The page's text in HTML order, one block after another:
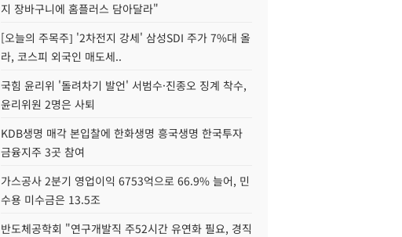
지 장바구니에 홈플러스 담아달라"
[오늘의 주목주] '2차전지 강세' 삼성SDI 주가 7%대 올
라, 코스피 외국인 매도세..
국힘 윤리위 '돌려차기 발언' 서범수·진종오 징계 착수,
윤리위원 2명은 사퇴
KDB생명 매각 본입찰에 한화생명 흥국생명 한국투자
금융지주 3곳 참여
가스공사 2분기 영업이익 6753억으로 66.9% 늘어, 민
수용 미수금은 13.5조
반도체공학회 "연구개발직 주52시간 유연화 필요, 경직